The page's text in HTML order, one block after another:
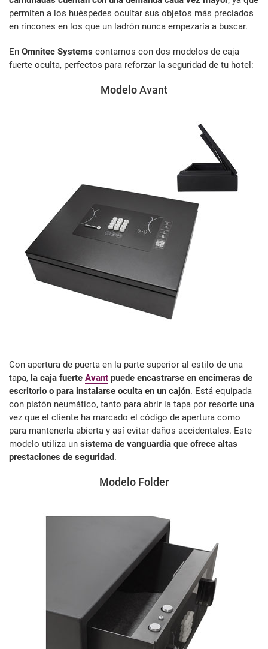
permiten a los huéspedes ocultar sus objetos más preciados
en rincones en los que un ladrón nunca empezaría a buscar.
En Omnitec Systems contamos con dos modelos de caja
fuerte oculta, perfectos para reforzar la seguridad de tu hotel:
Modelo Avant
Con apertura de puerta en la parte superior al estilo de una
tapa, la caja fuerte Avant puede encastrarse en encimeras de
escritorio o para instalarse oculta en un cajón. Está equipada
con pistón neumático, tanto para abrir la tapa por resorte una
vez que el cliente ha marcado el código de apertura como
para mantenerla abierta y así evitar daños accidentales. Este
modelo utiliza un sistema de vanguardia que ofrece altas
prestaciones de seguridad.
Modelo Folder